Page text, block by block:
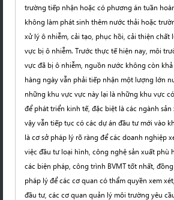
trường tiếp nhận hoặc có phương án tuần
không làm phát sinh thêm nước thải hoặc
xử lý ô nhiễm, cải tạo, phục hồi, cải thiện chất
vực bị ô nhiễm. Trước thực tế hiện nay, môi
vực đã bị ô nhiễm, nguồn nước không còn
hàng ngày vẫn phải tiếp nhận một lượng lớn
những khu vực vực này lại là những khu vực
để phát triển kinh tế, đặc biệt là các ngành
vậy vẫn tiếp tục có các dự án đầu tư mới vào
là cơ sở pháp lý rõ ràng để các doanh nghiệp
việc đầu tư loại hình, công nghệ sản xuất phù
các biện pháp, công trình BVMT tốt nhất,
pháp lý để các cơ quan có thẩm quyền xem
đầu tư, các cơ quan quản lý môi trường yêu